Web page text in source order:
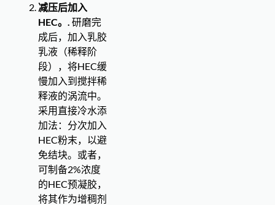
减压后加入
HEC。. 研磨完
成后，加入乳胶
乳液（稀释阶
段），将HEC缓
慢加入到搅拌稀
释液的涡流中。
采用直接冷水添
加法：分次加入
HEC粉末，以避
免结块。或者，
可制备2%浓度
的HEC预凝胶，
将其作为增稠剂